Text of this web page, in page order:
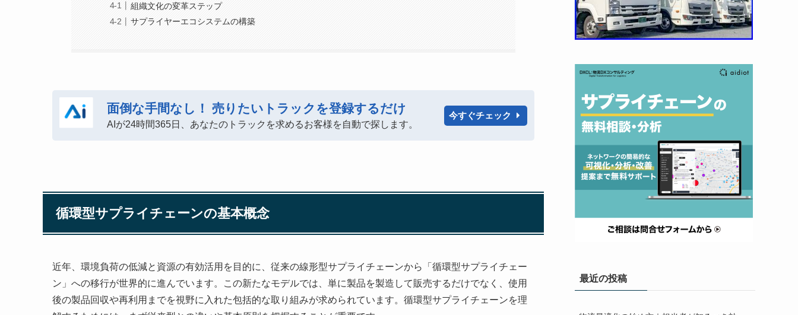
組織文化の変革ステップ
サプライヤーエコシステムの構築
面倒な手間なし！ 売りたいトラックを登録するだけ
AIが24時間365日、あなたのトラックを求めるお客様を自動で探します。
今すぐチェック
循環型サプライチェーンの基本概念
近年、環境負荷の低減と資源の有効活用を目的に、従来の線形型サプライチェーンから「循環型サプライチェー
ン」への移行が世界的に進んでいます。この新たなモデルでは、単に製品を製造して販売するだけでなく、使用
後の製品回収や再利用までを視野に入れた包括的な取り組みが求められています。循環型サプライチェーンを理
最近の投稿